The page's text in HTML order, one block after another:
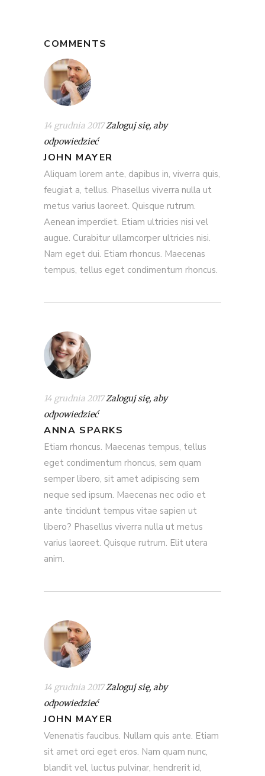
COMMENTS
14 grudnia 2017Zaloguj się, aby
odpowiedzieć
JOHN MAYER
Aliquam lorem ante, dapibus in, viverra quis,
feugiat a, tellus. Phasellus viverra nulla ut
metus varius laoreet. Quisque rutrum.
Aenean imperdiet. Etiam ultricies nisi vel
augue. Curabitur ullamcorper ultricies nisi.
Nam eget dui. Etiam rhoncus. Maecenas
tempus, tellus eget condimentum rhoncus.
14 grudnia 2017Zaloguj się, aby
odpowiedzieć
ANNA SPARKS
Etiam rhoncus. Maecenas tempus, tellus
eget condimentum rhoncus, sem quam
semper libero, sit amet adipiscing sem
neque sed ipsum. Maecenas nec odio et
ante tincidunt tempus vitae sapien ut
libero? Phasellus viverra nulla ut metus
varius laoreet. Quisque rutrum. Elit utera
anim.
14 grudnia 2017Zaloguj się, aby
odpowiedzieć
JOHN MAYER
Venenatis faucibus. Nullam quis ante. Etiam
sit amet orci eget eros. Nam quam nunc,
blandit vel, luctus pulvinar, hendrerit id,